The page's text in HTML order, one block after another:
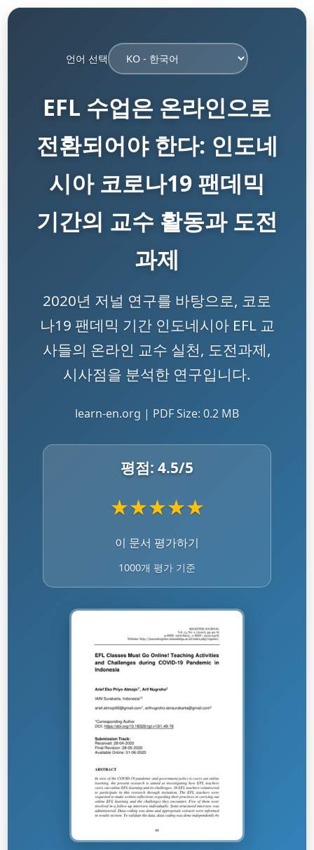
언어 선택
EFL 수업은 온라인으로
전환되어야 한다: 인도네
시아 코로나19 팬데믹
기간의 교수 활동과 도전
과제
2020년 저널 연구를 바탕으로, 코로
나19 팬데믹 기간 인도네시아 EFL 교
사들의 온라인 교수 실천, 도전과제,
시사점을 분석한 연구입니다.
learn-en.org | PDF Size: 0.2 MB
평점: 4.5/5
★★★★★
이 문서 평가하기
1000개 평가 기준